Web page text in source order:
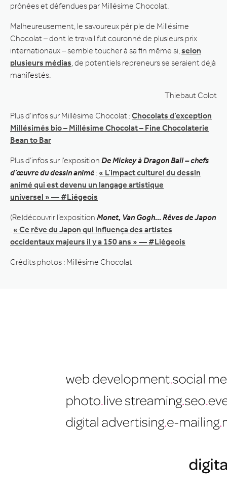
prônées et défendues par Millésime Chocolat.
Malheureusement, le savoureux périple de Millésime
Chocolat – dont le travail fut couronné de plusieurs prix
internationaux – semble toucher à sa fin même si, selon
plusieurs médias , de potentiels repreneurs se seraient déjà
manifestés.
Thiebaut Colot
Plus d’infos sur Millésime Chocolat :Chocolats d’exception
Millésimés bio – Millésime Chocolat – Fine Chocolaterie
Bean to Bar
Plus d’infos sur l’exposition De Mickey à Dragon Ball – chefs
d’œuvre du dessin animé : « L’impact culturel du dessin
animé qui est devenu un langage artistique
universel » — #Liégeois
(Re)découvrir l’exposition Monet, Van Gogh… Rêves de Japon
: « Ce rêve du Japon qui influença des artistes
occidentaux majeurs il y a 150 ans » — #Liégeois
Crédits photos : Millésime Chocolat